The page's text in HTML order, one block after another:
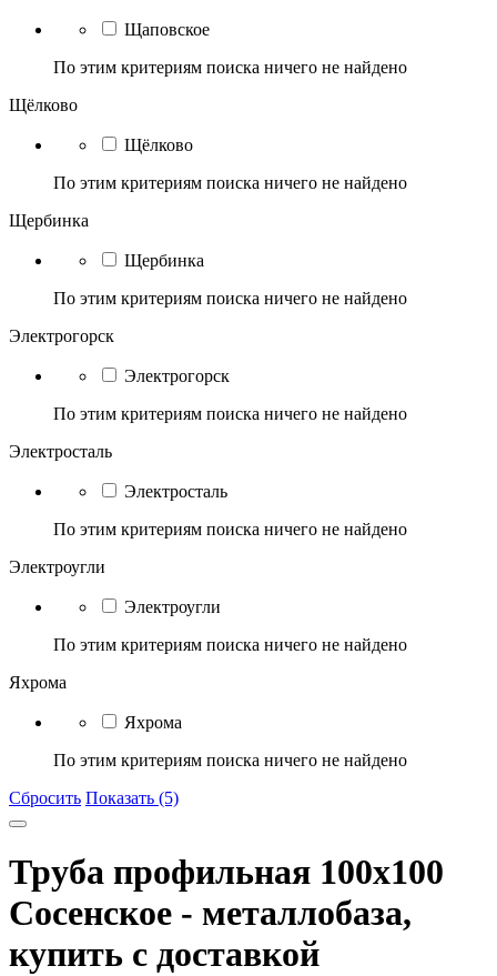
Щаповское
По этим критериям поиска ничего не найдено
Щёлково
Щёлково
По этим критериям поиска ничего не найдено
Щербинка
Щербинка
По этим критериям поиска ничего не найдено
Электрогорск
Электрогорск
По этим критериям поиска ничего не найдено
Электросталь
Электросталь
По этим критериям поиска ничего не найдено
Электроугли
Электроугли
По этим критериям поиска ничего не найдено
Яхрома
Яхрома
По этим критериям поиска ничего не найдено
Сбросить Показать (5)
Труба профильная 100x100
Сосенское - металлобаза,
купить с доставкой